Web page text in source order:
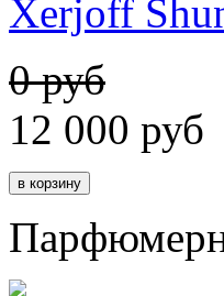
Xerjoff
0 руб
12 000 руб